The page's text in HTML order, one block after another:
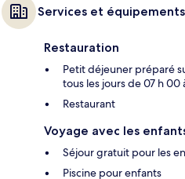
Services et équipements
Restauration
Petit déjeuner préparé
tous les jours de 07 h 00
Restaurant
Voyage avec les
Séjour gratuit pour les
Piscine pour enfants